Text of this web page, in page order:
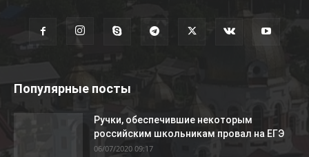
Популярные посты
Ручки, обеспечившие некоторым
российским школьникам провал на ЕГЭ
06/07/2020 09:17